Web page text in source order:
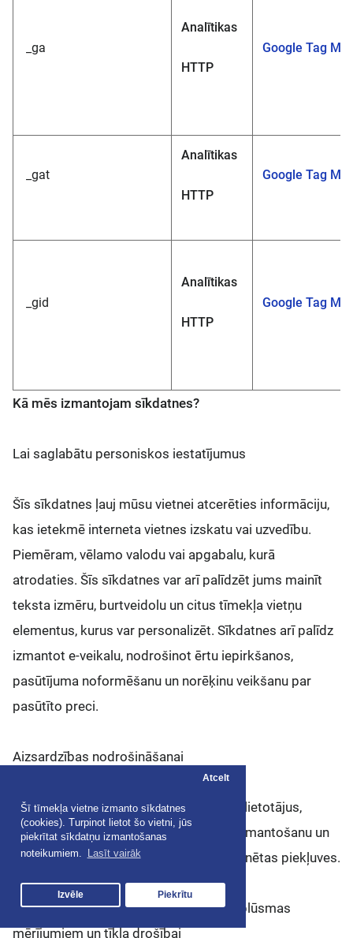
Šī tīmekļa vietne izmanto sīkdatnes
(cookies). Turpinot lietot šo vietni, jūs
piekrītat sīkdatņu izmantošanas
noteikumiem.
Lasīt vairāk
Atcelt
Izvēle Piekrītu
_ga
Analītikas
HTTP
Google Tag
_gat
Analītikas
HTTP
Google Tag
_gid
Analītikas
HTTP
Google Tag
Kā mēs izmantojam sīkdatnes?
Lai saglabātu personiskos iestatījumus
Šīs sīkdatnes ļauj mūsu vietnei atcerēties informāciju,
kas ietekmē interneta vietnes izskatu vai uzvedību.
Piemēram, vēlamo valodu vai apgabalu, kurā
atrodaties. Šīs sīkdatnes var arī palīdzēt jums mainīt
teksta izmēru, burtveidolu un citus tīmekļa vietņu
elementus, kurus var personalizēt. Sīkdatnes arī palīdz
izmantot e-veikalu, nodrošinot ērtu iepirkšanos,
pasūtījuma noformēšanu un norēķinu veikšanu par
pasūtīto preci.
Aizsardzības nodrošināšanai
Sīkdatnes izmantojam, lai autentificētu lietotājus,
novērstu krāpniecisku piekļuves datu izmantošanu un
aizsargātu lietotāja datus no nesankcionētas piekļuves.
Statistikas reģistrēšanai, apmeklētāju plūsmas
mērījumiem un tīkla drošībai